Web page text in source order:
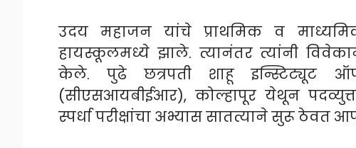
उदय महाजन यांचे प्राथमिक व
हायस्कूलमध्ये झाले. त्यानंतर त्यांनी
केले. पुढे छत्रपती शाहू इन्स्टिट्यूट
(सीएसआयबीईआर), कोल्हापूर येथून
स्पर्धा परीक्षांचा अभ्यास सातत्याने सुरू ठेवत